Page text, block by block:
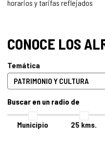
horarios y tarifas reflejados
CONOCE LOS
Temática
Buscar en un radio de
Municipio 25 kms.